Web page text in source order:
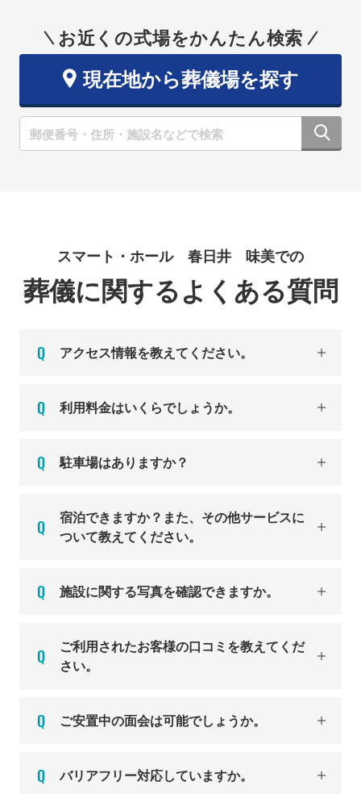
お近くの式場をかんたん検索
現在地から葬儀場を探す
スマート・ホール 春日井 味美での
葬儀に関するよくある質問
アクセス情報を教えてください。
利用料金はいくらでしょうか。
駐車場はありますか？
宿泊できますか？また、その他サービスに
ついて教えてください。
施設に関する写真を確認できますか。
ご利用されたお客様の口コミを教えてくだ
さい。
ご安置中の面会は可能でしょうか。
バリアフリー対応していますか。